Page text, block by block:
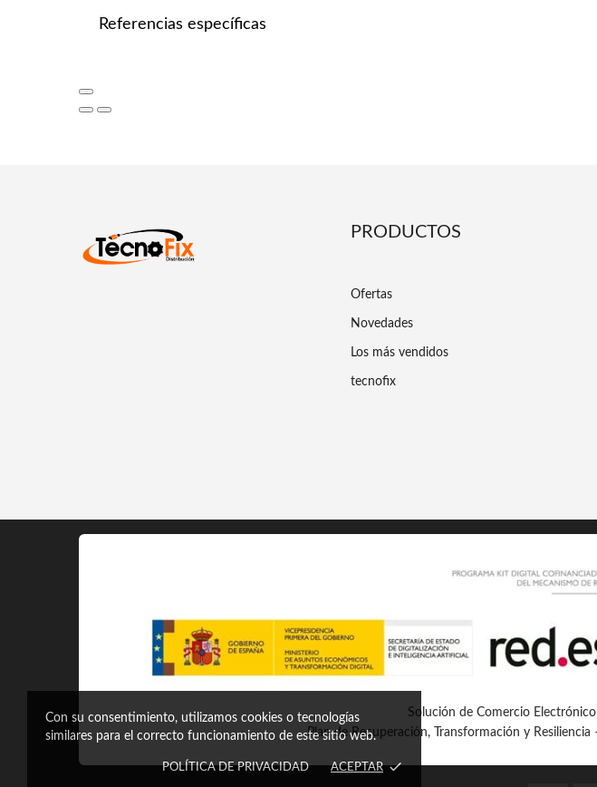
Con su consentimiento, utilizamos cookies o tecnologías
similares para el correcto funcionamiento de este sitio web.
POLÍTICA DE PRIVACIDAD ACEPTAR done
Referencias específicas
PRODUCTOS
Ofertas
Novedades
Los más vendidos
tecnofix
Solución de Comercio
Plan de Recuperación, Transformación y